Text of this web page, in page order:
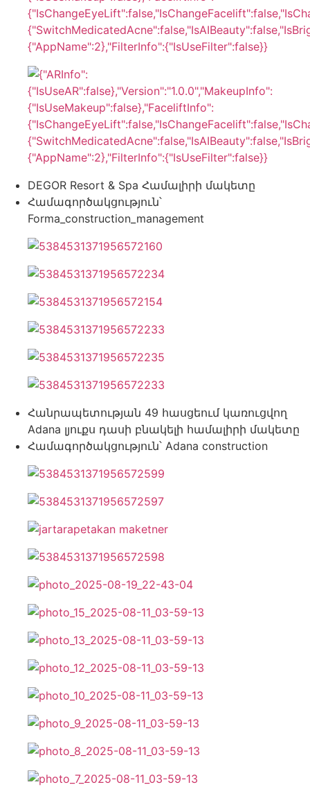
DEGOR Resort & Spa Համալիրի մակետը
Համագործակցություն՝
Forma_construction_management
Հանրապետության 49 հասցեում կառուցվող
Adana լյուքս դասի բնակելի համալիրի մակետը
Համագործակցություն՝ Adana construction